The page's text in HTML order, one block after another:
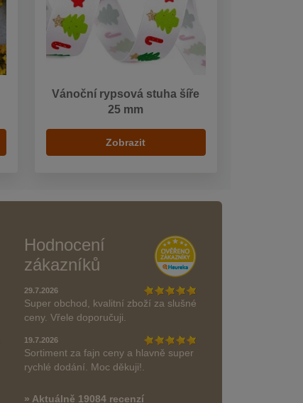
Vánoční rypsová stuha šíře
25 mm
Zobrazit
Hodnocení
zákazníků
29.7.2026
Super obchod, kvalitní zboží za slušné
ceny. Vřele doporučuji.
19.7.2026
Sortiment za fajn ceny a hlavně super
rychlé dodání. Moc děkuji!.
» Aktuálně 19084 recenzí